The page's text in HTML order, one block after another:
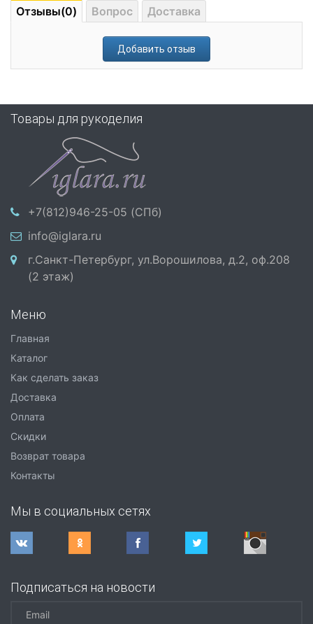
Отзывы(0) Вопрос Доставка
Добавить отзыв
Товары для рукоделия
+7(812)946-25-05 (СПб)
info@iglara.ru
г.Санкт-Петербург, ул.Ворошилова, д.2, оф.208
(2 этаж)
Меню
Главная
Каталог
Как сделать заказ
Доставка
Оплата
Скидки
Возврат товара
Контакты
Мы в социальных сетях
Подписаться на новости